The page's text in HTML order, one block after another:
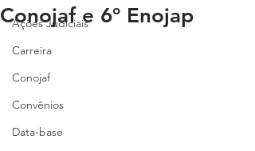
Ações Judiciais
Carreira
Conojaf
Convênios
Data-base
Conojaf e 6º Enojap